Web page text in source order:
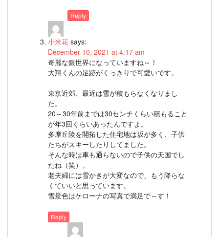
Reply
小米花 says:
December 10, 2021 at 4:17 am
奇麗な銀世界になっていますね～！
大翔くんの足跡がくっきりで可愛いです。
東京近郊、最近は雪が積もらなくなりまし
た。
20～30年前までは30センチくらい積もること
が年3回くらいあったんですよ。
多摩丘陵を開拓した住宅地は坂が多く、子供
たちがスキーしたりしてました。
そんな時は車も通らないので子供の天国でし
たね（笑）。
老夫婦には雪かきが大変なので、もう降らな
くていいと思っています。
雪景色はケローナの写真で満足で～す！
Reply